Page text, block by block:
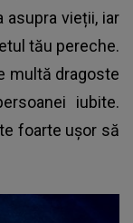
vieții, iar
tău pereche.
multă dragoste
iubite.
foarte ușor să